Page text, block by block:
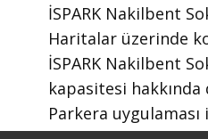
​İSPARK Nakilbent
Haritalar üzerinde
​İSPARK Nakilbent
kapasitesi hakkında
​Parkera uygulaması